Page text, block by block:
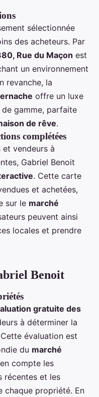
sélectionnée
des acheteurs. Par
Rue du Maçon est
un environnement
revanche, la
offre un luxe
gamme, parfaite
de rêve.
complétées
vendeurs à
Gabriel Benoit
. Cette carte
et achetées,
sur le marché
peuvent ainsi
locales et prendre
Benoit
gratuite des
à déterminer la
évaluation est
du marché
compte les
récentes et les
chaque propriété. En